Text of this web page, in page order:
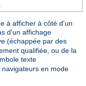
à afficher à côté d'un
d'un affichage
(échappée par des
qualifiée, ou de la
texte
en mode